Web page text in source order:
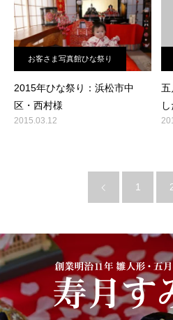
お客さま写真館ひな祭り
2015年ひな祭り：浜松市中
区・西村様
2015.03.12
五
し
1